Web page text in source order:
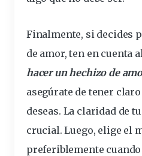
Finalmente, si decides
de amor, ten en cuenta
hacer un hechizo de
asegúrate de tener
deseas. La claridad de
crucial. Luego, elige el
preferiblemente